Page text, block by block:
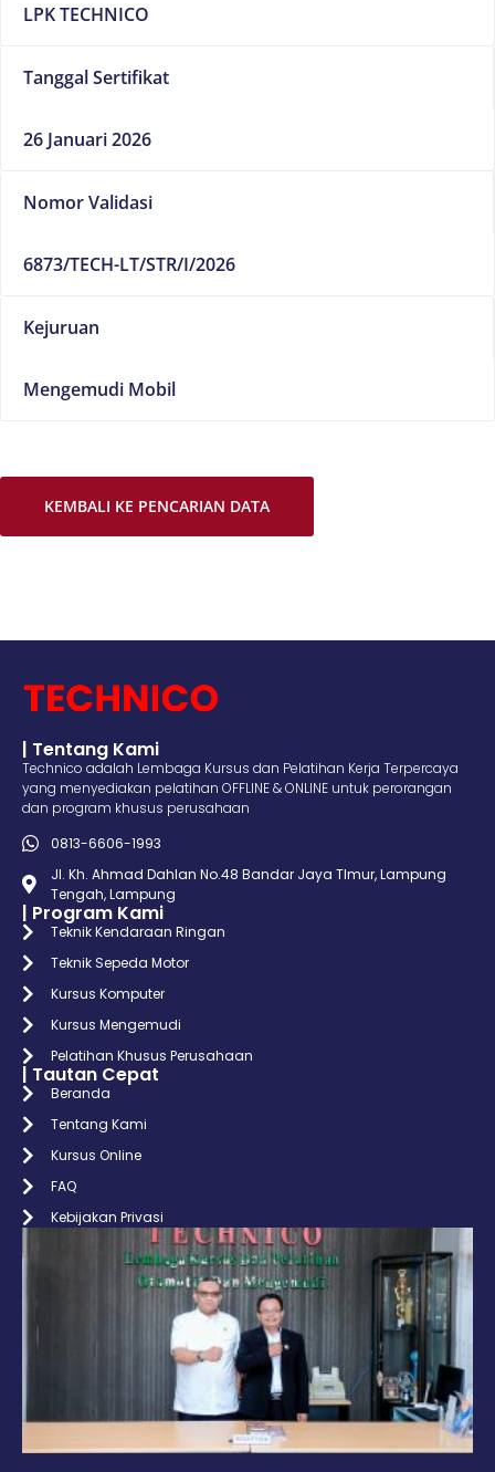
LPK TECHNICO
Tanggal Sertifikat
26 Januari 2026
Nomor Validasi
6873/TECH-LT/STR/I/2026
Kejuruan
Mengemudi Mobil
KEMBALI KE PENCARIAN DATA
| Tentang Kami
Technico adalah Lembaga Kursus dan Pelatihan Kerja Terpercaya
yang menyediakan pelatihan OFFLINE & ONLINE untuk perorangan
dan program khusus perusahaan
0813-6606-1993
Jl. Kh. Ahmad Dahlan No.48 Bandar Jaya TImur, Lampung
Tengah, Lampung
| Program Kami
Teknik Kendaraan Ringan
Teknik Sepeda Motor
Kursus Komputer
Kursus Mengemudi
Pelatihan Khusus Perusahaan
| Tautan Cepat
Beranda
Tentang Kami
Kursus Online
FAQ
Kebijakan Privasi